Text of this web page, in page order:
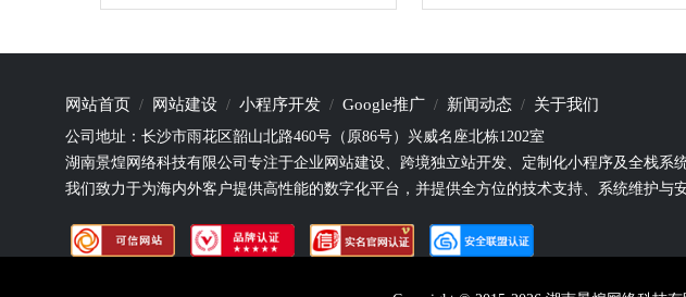
网站首页 网站建设 小程序开发 Google推广 新闻动态 关于我们
公司地址：长沙市雨花区韶山北路460号（原86号）兴威名座北栋1202室
湖南景煌网络科技有限公司专注于企业网站建设、跨境独立站开发、定制化小程序及全栈系统
我们致力于为海内外客户提供高性能的数字化平台，并提供全方位的技术支持、系统维护与